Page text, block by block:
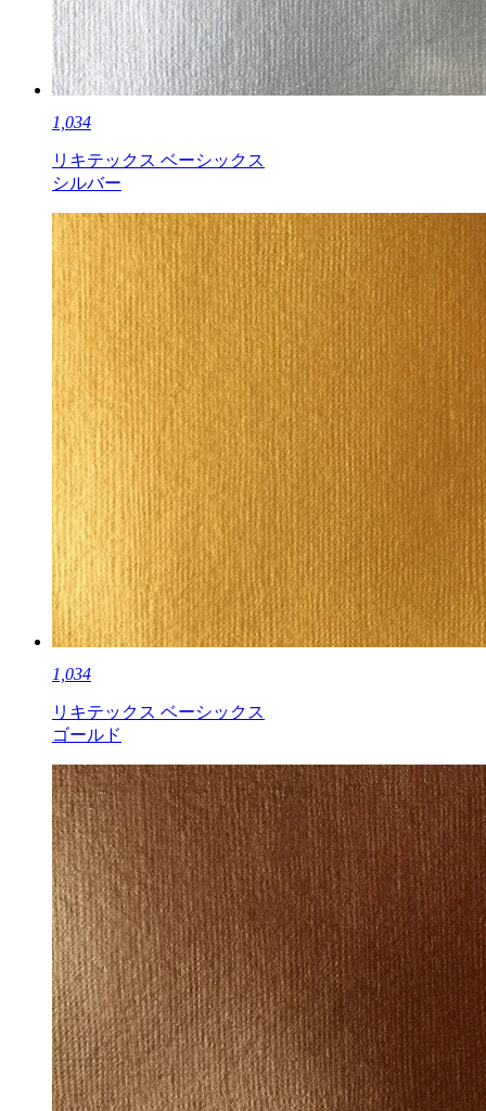
1,034
リキテックス ベーシックス
シルバー
1,034
リキテックス ベーシックス
ゴールド